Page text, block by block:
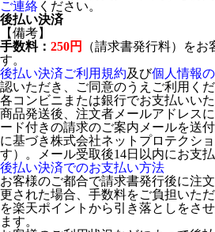
ご連絡 ください。
後払い決済
【備考】
手数料： 250円
（請求書発行料）を
す。
後払い決済ご利用規約及び個人情報
認いただき、ご同意のうえご利用くだ
各コンビニまたは銀行でお支払いいた
商品発送後、注文者メールアドレス
ード付きの請求のご案内メールを送
に基づき株式会社ネットプロテクシ
す）。メール受取後14日以内にお支払
後払い決済でのお支払い方法
お客様のご都合で請求書発行後に注
更された場合、手数料をご負担いた
を楽天ポイントから引き落としをさ
ます。